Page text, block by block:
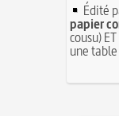
Édité
papier
cousu)
une